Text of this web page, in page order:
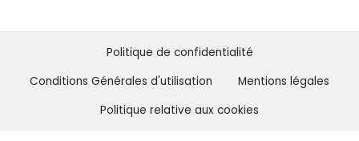
Politique de confidentialité
Conditions Générales d'utilisation
Mentions légales
Politique relative aux cookies